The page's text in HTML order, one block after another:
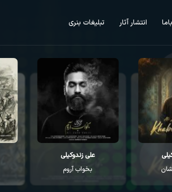
انتشار آثار تبلیغات بنری
علی زندوکیلی
بخواب آروم